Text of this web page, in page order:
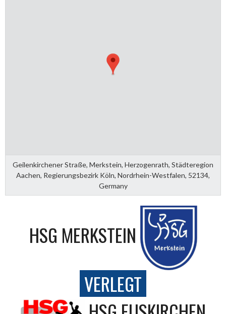
Geilenkirchener Straße, Merkstein, Herzogenrath, Städteregion
Aachen, Regierungsbezirk Köln, Nordrhein-Westfalen, 52134,
Germany
HSG MERKSTEIN
VERLEGT